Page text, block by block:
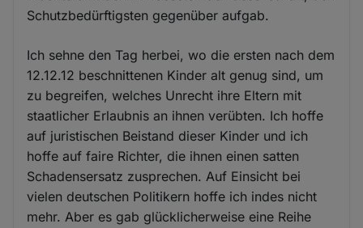
Schutzbedürftigsten gegenüber aufgab.
Ich sehne den Tag herbei, wo die ersten nach dem
12.12.12 beschnittenen Kinder alt genug sind, um
zu begreifen, welches Unrecht ihre Eltern mit
staatlicher Erlaubnis an ihnen verübten. Ich hoffe
auf juristischen Beistand dieser Kinder und ich
hoffe auf faire Richter, die ihnen einen satten
Schadensersatz zusprechen. Auf Einsicht bei
vielen deutschen Politikern hoffe ich indes nicht
mehr. Aber es gab glücklicherweise eine Reihe